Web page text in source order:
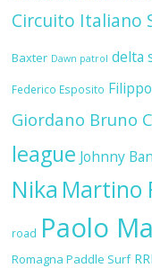
Circuito Italiano
Baxter Dawn patrol delta
Federico Esposito
Giordano Bruno
league Johnny
Nika Martino
road Paolo
Romagna Paddle Surf